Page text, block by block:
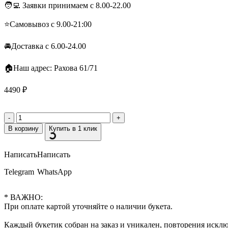
🧑‍💻 Заявки принимаем с 8.00-22.00
⭐️Самовывоз с 9.00-21:00
🚘Доставка с 6.00-24.00
🏠Наш адрес: Рахова 61/71
4490 ₽
В корзину Купить в 1 клик
Написать
Telegram
Написать
WhatsApp
* ВАЖНО:
При оплате картой уточняйте о наличии букета.
Каждый букетик собран на заказ и уникален, повторения